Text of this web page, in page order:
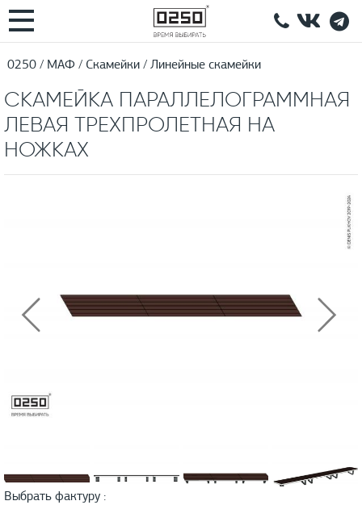
0250 МАФ Скамейки Линейные скамейки
СКАМЕЙКА ПАРАЛЛЕЛОГРАММНАЯ
ЛЕВАЯ ТРЕХПРОЛЕТНАЯ НА
НОЖКАХ
Выбрать фактуру :